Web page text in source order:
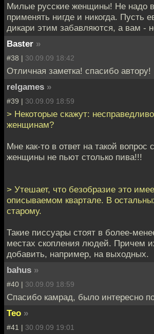
Милые русские женщины! Не надо
применять нигде и никогда. Пусть
дикари этим забавляются, а вам -
Baster »
#38 | 30.09.09 18:42
Отличная заметка! спасибо автору!
relgames »
#39 | 30.09.09 18:59
> Некоторые скажут:
женщинам?
Мне как-то в ответ на такой вопрос
женщины не пьют столько пива!!!
> Утешает, что безобразие это
описываемом квартале. В
старому.
Такие писсуары стоят в более-
местах скопления людей. Причем
добавить, например, на выходных.
bahus »
#40 | 30.09.09 18:59
Спасибо камрад, было интересно
Teo »
#41 | 30.09.09 19:01